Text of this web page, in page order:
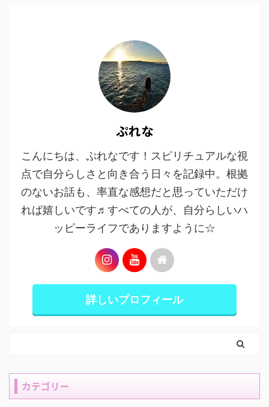
ぷれな
こんにちは、ぷれなです！スピリチュアルな視
点で自分らしさと向き合う日々を記録中。根拠
のないお話も、率直な感想だと思っていただけ
れば嬉しいです♬すべての人が、自分らしいハ
ッピーライフでありますように☆
詳しいプロフィール
カテゴリー